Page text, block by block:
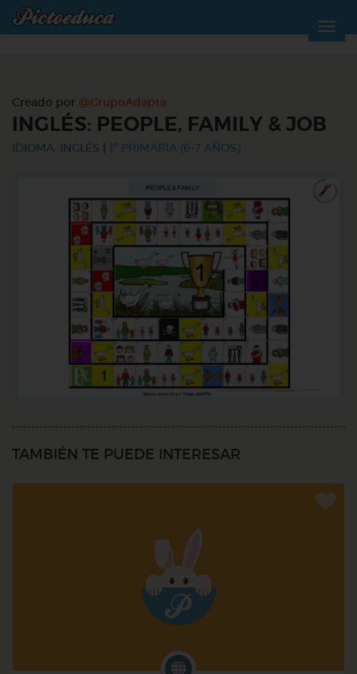
Creado por @GrupoAdapta
INGLÉS: PEOPLE, FAMILY & JOB
IDIOMA: INGLÉS 1º PRIMARIA (6-7 AÑOS)
TAMBIÉN TE PUEDE INTERESAR